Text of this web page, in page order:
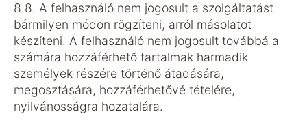
8.8. A felhasználó nem jogosult a szolgáltatást
bármilyen módon rögzíteni, arról másolatot
készíteni. A felhasználó nem jogosult továbbá a
számára hozzáférhető tartalmak harmadik
személyek részére történő átadására,
megosztására, hozzáférhetővé tételére,
nyilvánosságra hozatalára.